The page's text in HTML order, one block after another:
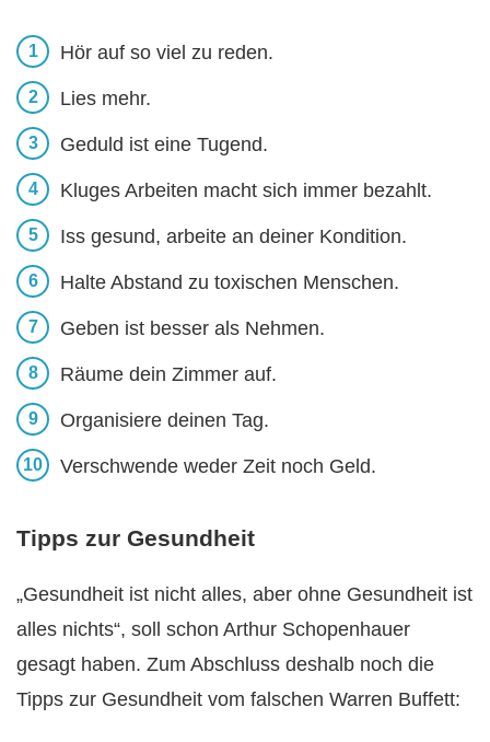
Hör auf so viel zu reden.
Lies mehr.
Geduld ist eine Tugend.
Kluges Arbeiten macht sich immer bezahlt.
Iss gesund, arbeite an deiner Kondition.
Halte Abstand zu toxischen Menschen.
Geben ist besser als Nehmen.
Räume dein Zimmer auf.
Organisiere deinen Tag.
Verschwende weder Zeit noch Geld.
Tipps zur Gesundheit
„Gesundheit ist nicht alles, aber ohne Gesundheit ist
alles nichts“, soll schon Arthur Schopenhauer
gesagt haben. Zum Abschluss deshalb noch die
Tipps zur Gesundheit vom falschen Warren Buffett: